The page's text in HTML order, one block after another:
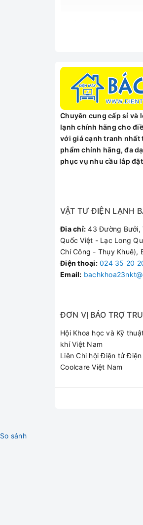
công kĩ lưỡng, không
viên hay nhân viên
Phích giữ nhiệt được
co thể phản xạ và
hưởng đến lớp vỏ
Phích có thể chứa
đi làm, đi học hay
gian dài.
Chuyên cung cấp sỉ và
lạnh chính hãng cho
với giá cạnh tranh nhất
phẩm chính hãng, đa
phục vụ nhu cầu lắp
VẬT TƯ ĐIỆN LẠNH
Đia chỉ: 43 Đường Bưởi,
Quốc Việt - Lạc Long
Chí Công - Thụy Khuê),
Điện thoại: 024 35 20
Email:
ĐƠN VỊ BẢO TRỢ
Hội Khoa học và Kỹ
khí Việt Nam
Liên Chi hội Điện tử
Coolcare Việt Nam
So sánh